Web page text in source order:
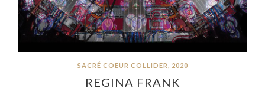
SACRÉ COEUR COLLIDER, 2020
REGINA FRANK